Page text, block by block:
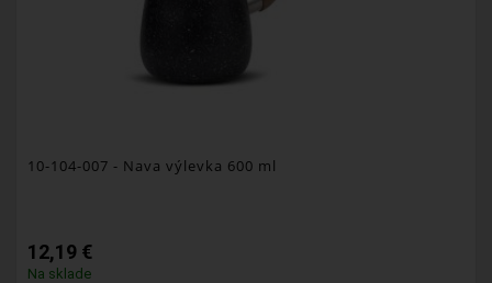
10-104-007 - Nava výlevka 600 ml
12,19 €
Na sklade